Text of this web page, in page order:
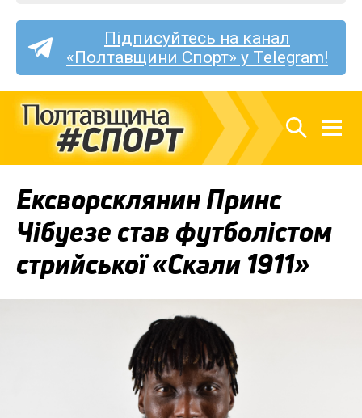
Підписуйтесь на канал
«Полтавщини Спорт» у Telegram!
Ексворсклянин Принс
Чібуезе став футболістом
стрийської «Скали 1911»